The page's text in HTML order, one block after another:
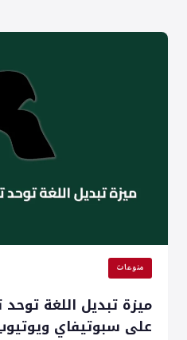
ترطيب
منوعات
ميزة تبديل اللغة
على سبوتيفاي